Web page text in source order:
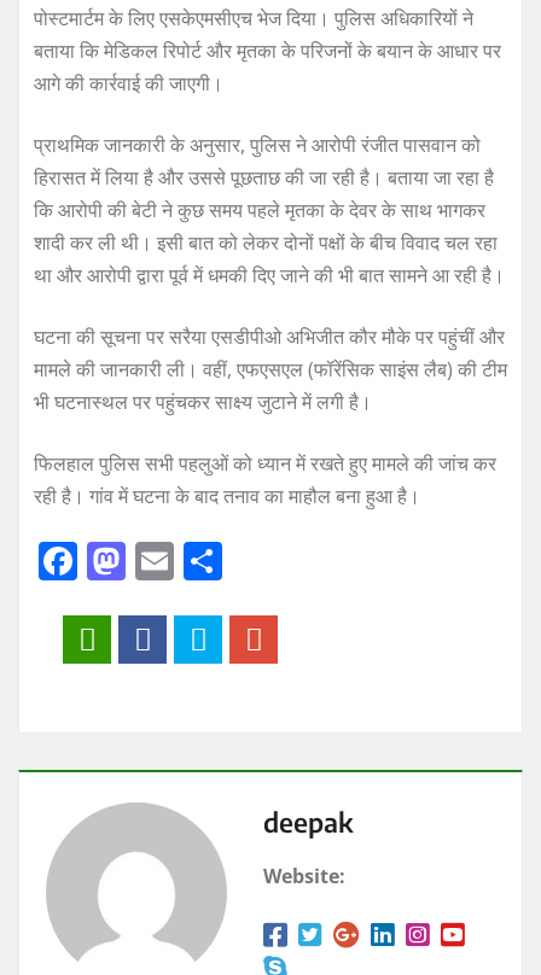
पोस्टमार्टम के लिए एसकेएमसीएच भेज दिया। पुलिस अधिकारियों ने
बताया कि मेडिकल रिपोर्ट और मृतका के परिजनों के बयान के आधार पर
आगे की कार्रवाई की जाएगी।
प्राथमिक जानकारी के अनुसार, पुलिस ने आरोपी रंजीत पासवान को
हिरासत में लिया है और उससे पूछताछ की जा रही है। बताया जा रहा है
कि आरोपी की बेटी ने कुछ समय पहले मृतका के देवर के साथ भागकर
शादी कर ली थी। इसी बात को लेकर दोनों पक्षों के बीच विवाद चल रहा
था और आरोपी द्वारा पूर्व में धमकी दिए जाने की भी बात सामने आ रही है।
घटना की सूचना पर सरैया एसडीपीओ अभिजीत कौर मौके पर पहुंचीं और
मामले की जानकारी ली। वहीं, एफएसएल (फॉरेंसिक साइंस लैब) की टीम
भी घटनास्थल पर पहुंचकर साक्ष्य जुटाने में लगी है।
फिलहाल पुलिस सभी पहलुओं को ध्यान में रखते हुए मामले की जांच कर
रही है। गांव में घटना के बाद तनाव का माहौल बना हुआ है।
F
c
e
k
M
st
o
n
E
ai
l re
deepak
Website: